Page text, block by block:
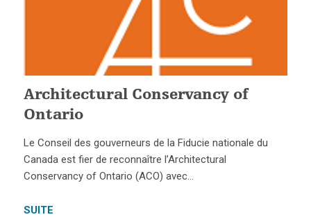
Architectural Conservancy of
Ontario
Le Conseil des gouverneurs de la Fiducie nationale du
Canada est fier de reconnaître l’Architectural
Conservancy of Ontario (ACO) avec…
SUITE